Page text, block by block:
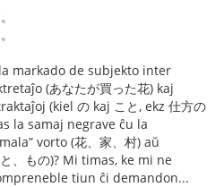
markado de subjekto inter
(あなたが買った花) kaj
(kiel の kaj こと, ekz 仕方の
la samaj negrave ĉu la
vorto (花、家、村) aŭ
、もの)? Mi timas, ke mi ne
tiun ĉi demandon...